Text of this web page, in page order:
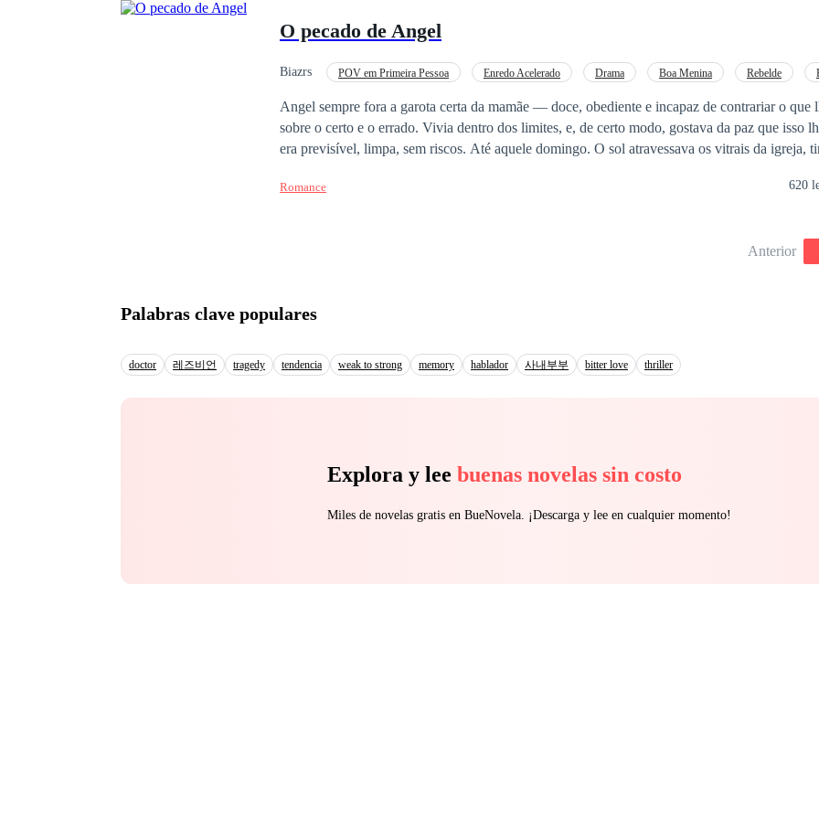
caminos y deseos. Las mentiras amenazan con destruir todo lo que han construido. La traición se mezcla con el
medio de la oscuridad, o sus corazones serán las víctimas finales de esta peligrosa partida?
prohibida.
O pecado de Angel
Biazrs POV em Primeira Pessoa Enredo Acelerado Drama Boa Menina Rebelde
Angel sempre fora a garota certa da mamãe — doce, obediente e incapaz de contrariar o que
sobre o certo e o errado. Vivia dentro dos limites, e, de certo modo, gostava da paz que isso
era previsível, limpa, sem riscos. Até aquele domingo. O sol atravessava os vitrais da igreja, tingindo o chão
o que sentiu. O coração acelerou, as mãos suaram, e um calor estranho subiu-lhe pela
gosto de liberdade. Mas... até onde ela estaria disposta a ir por alguém que a fazia esquecer quem sempre foi?
Romance 620
Anterior
Palabras clave populares
doctor 레즈비언 tragedy tendencia weak to strong memory hablador 사내부부 bitter love thriller
Explora y lee buenas novelas sin costo
Miles de novelas gratis en BueNovela. ¡Descarga y lee en cualquier momento!